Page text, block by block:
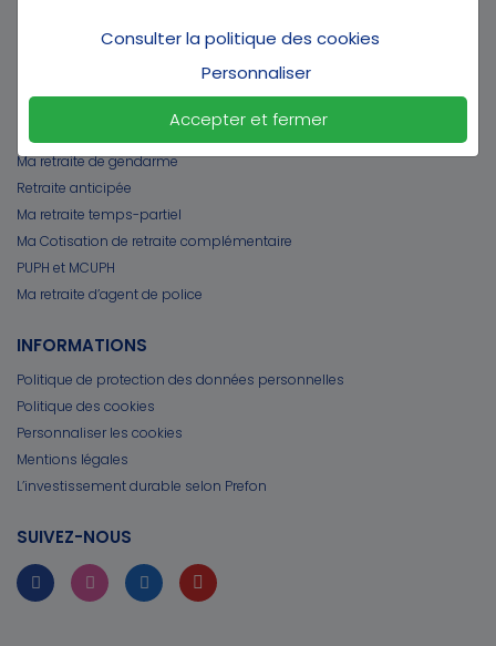
Retraite de la fonction publique territoriale
Retraite de la Fonction publique hospitalière
Retraite militaire
Ma retraite de gendarme
Retraite anticipée
Ma retraite temps-partiel
Ma Cotisation de retraite complémentaire
PUPH et MCUPH
Ma retraite d’agent de police
INFORMATIONS
Politique de protection des données personnelles
Politique des cookies
Personnaliser les cookies
Mentions légales
L’investissement durable selon Prefon
SUIVEZ-NOUS
Consulter la politique des cookies
Personnaliser
Accepter et fermer